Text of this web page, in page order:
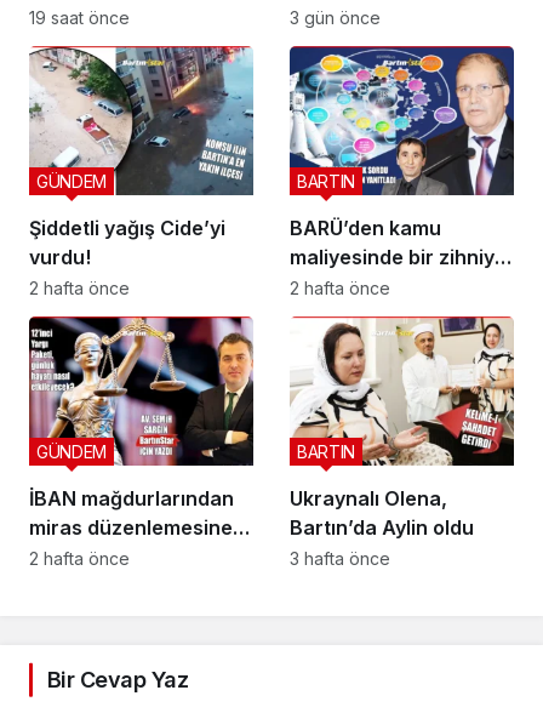
bakın kaç hayat
kurtardı?
19 saat önce 3 gün önce
Şiddetli yağış Cide’yi
vurdu!
GÜNDEM
2 hafta önce
BARÜ’den kamu
maliyesinde bir zihniyet
devrimi; BİS-ALYS
BARTIN
2 hafta önce
İBAN mağdurlarından
miras düzenlemesine
yeni yargı düzeni
GÜNDEM
2 hafta önce
Ukraynalı Olena,
Bartın’da Aylin oldu
BARTIN
3 hafta önce
Bir Cevap Yaz